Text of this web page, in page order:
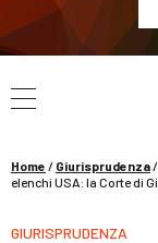
Pignoramento
Home / Giurisprudenza/
elenchi USA: la Corte di
GIURISPRUDENZA